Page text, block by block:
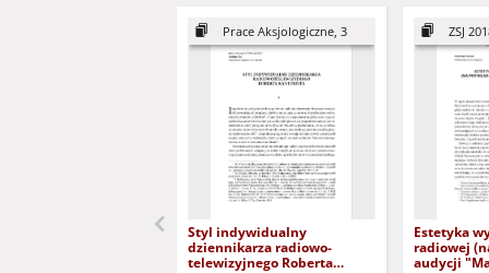
Prace Aksjologiczne, 3
Styl indywidualny
dziennikarza radiowo-
telewizyjnego Roberta
ZSJ
Estetyka
radiowej
audycji